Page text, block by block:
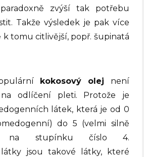
zvýší tak potřebu
Takže výsledek je pak více
k tomu citlivější, popř. šupinatá
kokosový olej není
odlíčení pleti. Protože je
látek, která je od 0
do 5 (velmi silně
na stupínku číslo 4.
jsou takové látky, které